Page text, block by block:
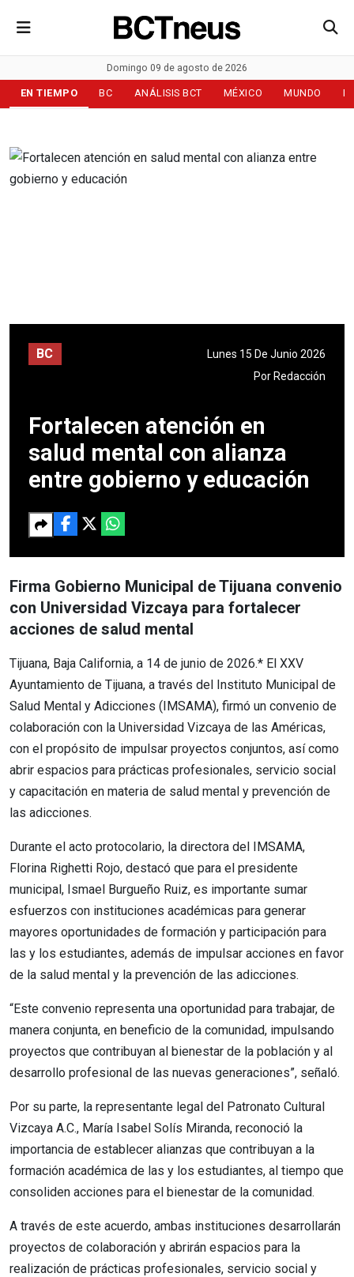
Domingo 09 de agosto de 2026
EN TIEMPO BC ANÁLISIS BCT MÉXICO MUNDO
BC
Lunes 15 De Junio 2026
Por Redacción
Fortalecen atención en
salud mental con alianza
entre gobierno y educación
Firma Gobierno Municipal de Tijuana convenio
con Universidad Vizcaya para fortalecer
acciones de salud mental
Tijuana, Baja California, a 14 de junio de 2026.* El XXV
Ayuntamiento de Tijuana, a través del Instituto Municipal de
Salud Mental y Adicciones (IMSAMA), firmó un convenio de
colaboración con la Universidad Vizcaya de las Américas,
con el propósito de impulsar proyectos conjuntos, así como
abrir espacios para prácticas profesionales, servicio social
y capacitación en materia de salud mental y prevención de
las adicciones.
Durante el acto protocolario, la directora del IMSAMA,
Florina Righetti Rojo, destacó que para el presidente
municipal, Ismael Burgueño Ruiz, es importante sumar
esfuerzos con instituciones académicas para generar
mayores oportunidades de formación y participación para
las y los estudiantes, además de impulsar acciones en favor
de la salud mental y la prevención de las adicciones.
“Este convenio representa una oportunidad para trabajar, de
manera conjunta, en beneficio de la comunidad, impulsando
proyectos que contribuyan al bienestar de la población y al
desarrollo profesional de las nuevas generaciones”, señaló.
Por su parte, la representante legal del Patronato Cultural
Vizcaya A.C., María Isabel Solís Miranda, reconoció la
importancia de establecer alianzas que contribuyan a la
formación académica de las y los estudiantes, al tiempo que
consoliden acciones para el bienestar de la comunidad.
A través de este acuerdo, ambas instituciones desarrollarán
proyectos de colaboración y abrirán espacios para la
realización de prácticas profesionales, servicio social y